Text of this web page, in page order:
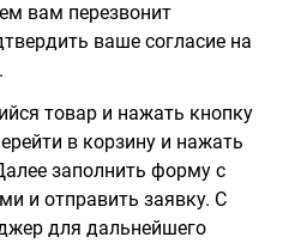
вам перезвонит
ваше согласие на
товар и нажать кнопку
в корзину и нажать
заполнить форму с
и отправить заявку. С
для дальнейшего